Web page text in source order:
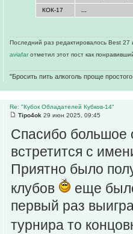
КОК-17
Последний раз редактировалось Best
aviafarотметил этот пост как
"Бросить пить алкоголь проще
Re: "Кубок Обладателей Кубков-14"
Tipo4ok 29 июн 2025, 09:45
Спасибо большое
встретится с
Приятно было
клубов
еще
первый раз
турнира то